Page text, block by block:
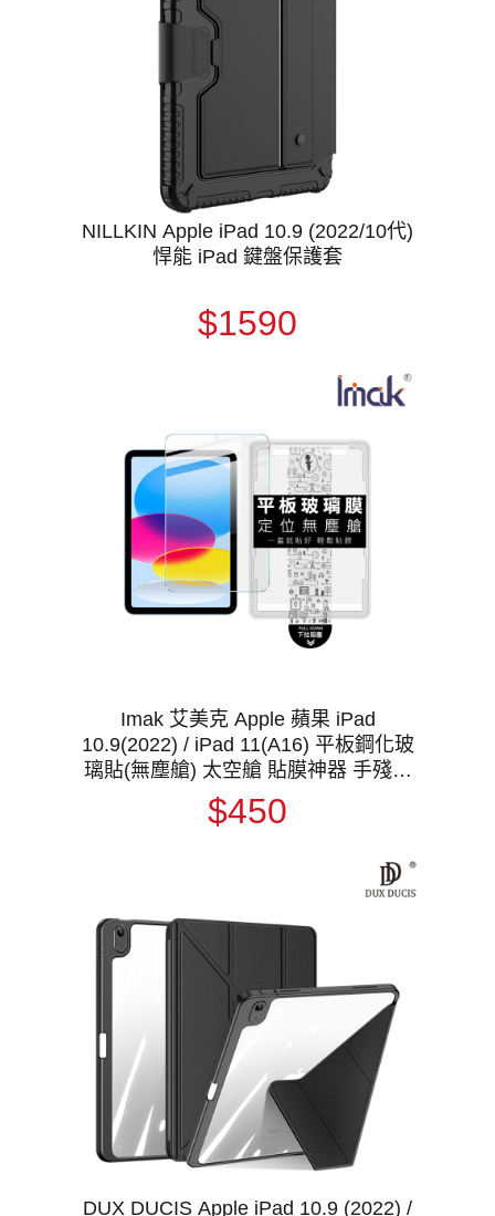
NILLKIN Apple iPad 10.9 (2022/10代)
悍能 iPad 鍵盤保護套
$1590
Imak 艾美克 Apple 蘋果 iPad
10.9(2022) / iPad 11(A16) 平板鋼化玻
璃貼(無塵艙) 太空艙 貼膜神器 手殘救
星 玻璃膜 鋼化膜
$450
DUX DUCIS Apple iPad 10.9 (2022) /